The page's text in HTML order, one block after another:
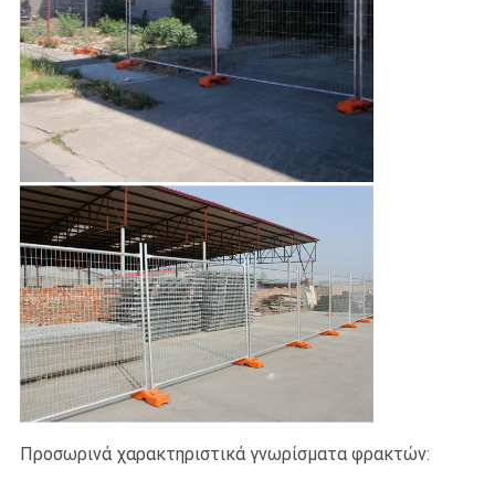
Προσωρινά χαρακτηριστικά γνωρίσματα φρακτών: